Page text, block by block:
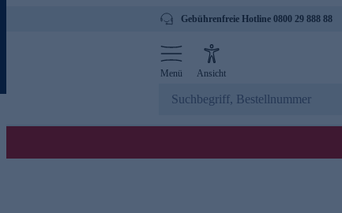
Gebührenfreie Hotline 0800 29 888 88
Menü Ansicht